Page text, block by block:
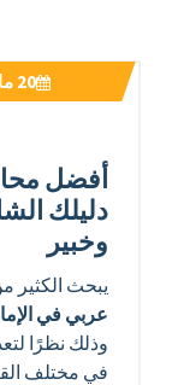
20مايو
أفضل
دليلك
وخبير
يبحث الكثير
عربي في
وذلك نظرًا
في مختلف